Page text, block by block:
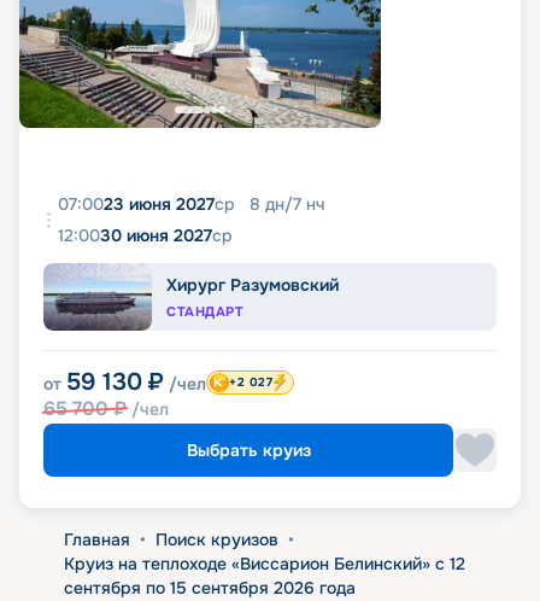
07:0023 июня 2027ср 8 дн/7 нч
12:0030 июня 2027ср
Хирург Разумовский
СТАНДАРТ
от 59 130 ₽ /чел
65 700₽ /чел
+2 027
Выбрать круиз
Главная • Поиск круизов •
Круиз на теплоходе «Виссарион Белинский» с 12
сентября по 15 сентября 2026 года